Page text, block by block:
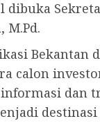
dibuka
M.Pd.
Bekantan
calon
dan